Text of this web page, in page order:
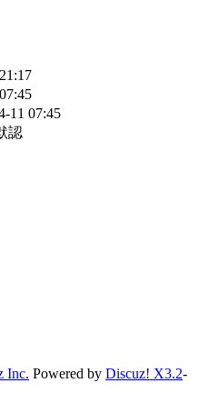
11 07:45
認
Inc. Powered by Discuz! X3.2-